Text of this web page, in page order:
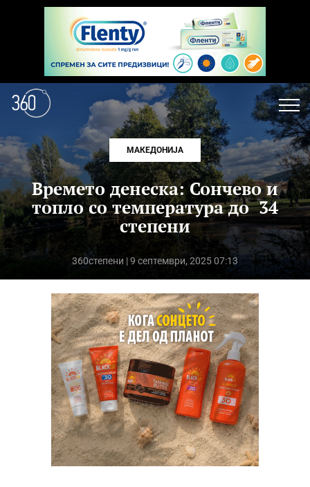
МАКЕДОНИЈА
Времето денеска: Сончево и
топло со температура до 34
степени
360степени | 9 септември, 2025 07:13